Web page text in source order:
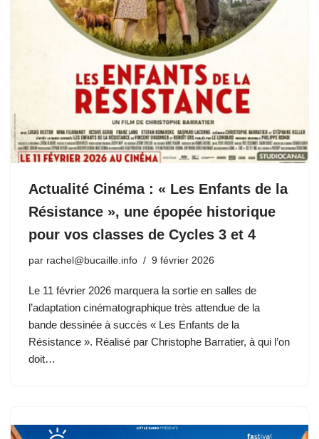
Actualité Cinéma : « Les Enfants de la
Résistance », une épopée historique
pour vos classes de Cycles 3 et 4
par rachel@bucaille.info 9 février 2026
Le 11 février 2026 marquera la sortie en salles de
l’adaptation cinématographique très attendue de la
bande dessinée à succès « Les Enfants de la
Résistance ». Réalisé par Christophe Barratier, à qui l’on
doit…